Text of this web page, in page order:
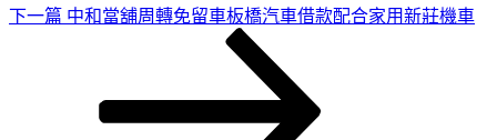
下
下一篇 中和當舖周轉免留車板橋汽車借款配合家用新莊機車